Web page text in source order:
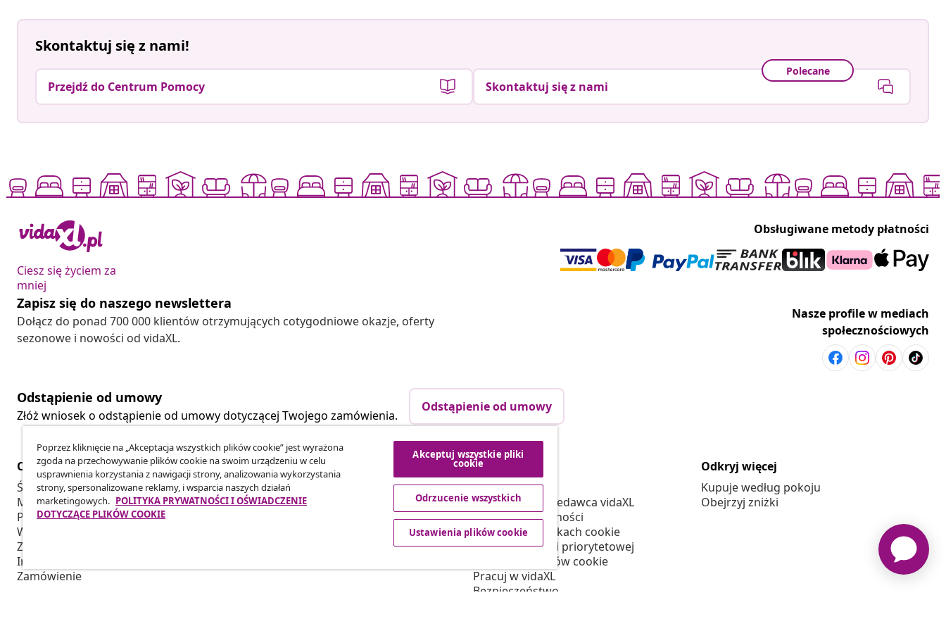
Skontaktuj się z nami!
Przejdź do Centrum Pomocy
Polecane
Skontaktuj się z nami
Ciesz się życiem za
mniej
Obsługiwane metody płatności
Zapisz się do naszego newslettera
Dołącz do ponad 700 000 klientów otrzymujących cotygodniowe okazje, oferty
sezonowe i nowości od vidaXL.
Nasze profile w mediach
społecznościowych
Odstąpienie od umowy
Złóż wniosek o odstąpienie od umowy dotyczącej Twojego zamówienia.
Odstąpienie od umowy
Obsługa Klienta
Śledź swoje zamówienie
Moje konto
Płatność
Wysyłka i Dostawa
Zwrot
Informacje o produkcie
Zamówienie
Biznes
Program Partnerski
Produkuj dla vidaXL
vidaXL
O nas
Regulamin Sprzedawca vidaXL
Polityka prywatności
Informacja o plikach cookie
Warunki wysyłki priorytetowej
Ustawienia plików cookie
Pracuj w vidaXL
Bezpieczeństwo
Odkryj więcej
Kupuje według pokoju
Obejrzyj zniżki
Poprzez kliknięcie na „Akceptacja wszystkich plików cookie” jest wyrażona
zgoda na przechowywanie plików cookie na swoim urządzeniu w celu
usprawnienia korzystania z nawigacji strony, analizowania wykorzystania
strony, spersonalizowane reklamy, i wsparcia naszych działań
marketingowych. POLITYKA PRYWATNOŚCI I OŚWIADCZENIE
DOTYCZĄCE PLIKÓW COOKIE
Akceptuj wszystkie pliki
cookie
Odrzucenie wszystkich
Ustawienia plików cookie